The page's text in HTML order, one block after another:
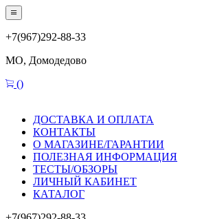
+7(967)292-88-33
МО, Домодедово
()
ДОСТАВКА И ОПЛАТА
КОНТАКТЫ
О МАГАЗИНЕ/ГАРАНТИИ
ПОЛЕЗНАЯ ИНФОРМАЦИЯ
ТЕСТЫ/ОБЗОРЫ
ЛИЧНЫЙ КАБИНЕТ
КАТАЛОГ